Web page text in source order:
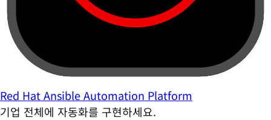
Red Hat Ansible Automation Platform
기업 전체에 자동화를 구현하세요.